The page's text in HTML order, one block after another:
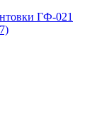
ГФ-021